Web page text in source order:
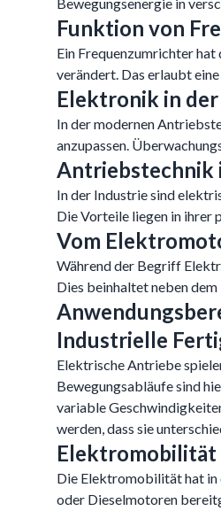
Funktion von
Ein Frequenzumrichter
verändert. Das erlaubt
Elektronik in
In der modernen
anzupassen.
Antriebstechnik
In der Industrie sind
Die Vorteile liegen in ihrer
Vom
Während der Begriff
Dies beinhaltet neben
Industrielle
Elektrische Antriebe
Bewegungsabläufe sind
variable
werden, dass sie
Elektromobilität
Die Elektromobilität hat in
oder Dieselmotoren